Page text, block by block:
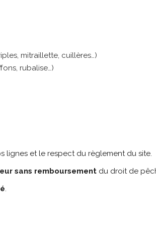
mitraillette, cuillères…)
rubalise…)
lignes et le respect du règlement du site.
sans remboursement du droit de
.